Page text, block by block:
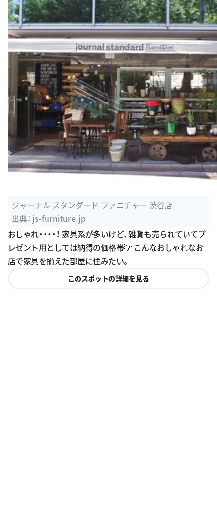
ジャーナル スタンダード ファニチャー 渋谷店
出典： js-furniture.jp
おしゃれ・・・・！ 家具系が多いけど、雑貨も売られていてプ
レゼント用としては納得の価格帯💡 こんなおしゃれなお
店で家具を揃えた部屋に住みたい。
このスポットの詳細を見る